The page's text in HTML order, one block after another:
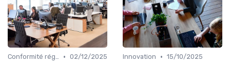
Conformité réglementaire • 02/12/2025
Innovation • 15/10/2025